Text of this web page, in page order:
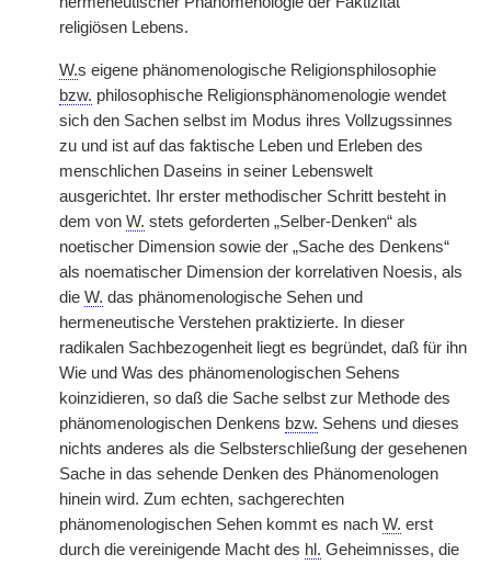
religiösen Lebens.
W.s eigene phänomenologische Religionsphilosophie
bzw. philosophische Religionsphänomenologie wendet
sich den Sachen selbst im Modus ihres Vollzugssinnes
zu und ist auf das faktische Leben und Erleben des
menschlichen Daseins in seiner Lebenswelt
ausgerichtet. Ihr erster methodischer Schritt besteht in
dem von W. stets geforderten „Selber-Denken“ als
noetischer Dimension sowie der „Sache des Denkens“
als noematischer Dimension der korrelativen Noesis, als
die W. das phänomenologische Sehen und
hermeneutische Verstehen praktizierte. In dieser
radikalen Sachbezogenheit liegt es begründet, daß für ihn
Wie und Was des phänomenologischen Sehens
koinzidieren, so daß die Sache selbst zur Methode des
phänomenologischen Denkens bzw. Sehens und dieses
nichts anderes als die Selbsterschließung der gesehenen
Sache in das sehende Denken des Phänomenologen
hinein wird. Zum echten, sachgerechten
phänomenologischen Sehen kommt es nach W. erst
durch die vereinigende Macht des hl. Geheimnisses, die